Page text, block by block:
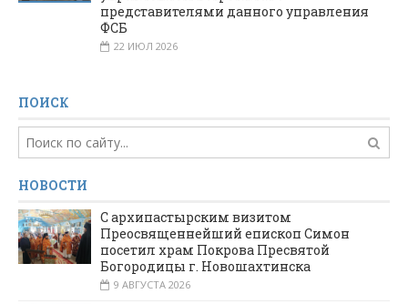
представителями данного управления
ФСБ
22 ИЮЛ 2026
ПОИСК
НОВОСТИ
С архипастырским визитом
Преосвященнейший епископ Симон
посетил храм Покрова Пресвятой
Богородицы г. Новошахтинска
9 АВГУСТА 2026